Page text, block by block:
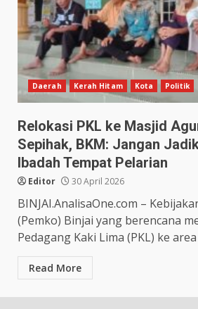
Daerah Kerah Hitam Kota Politik
Relokasi PKL ke Masjid
Sepihak, BKM: Jangan
Ibadah Tempat Pelarian
Editor 30 April 2026
BINJAI.AnalisaOne.com –
(Pemko) Binjai yang berencana
Pedagang Kaki Lima (PKL) ke
Read More